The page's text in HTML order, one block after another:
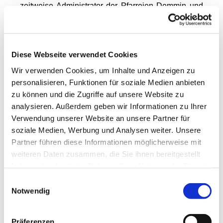
Diese Webseite verwendet Cookies
Wir verwenden Cookies, um Inhalte und Anzeigen zu
personalisieren, Funktionen für soziale Medien anbieten
zu können und die Zugriffe auf unsere Website zu
analysieren. Außerdem geben wir Informationen zu Ihrer
Verwendung unserer Website an unsere Partner für
soziale Medien, Werbung und Analysen weiter. Unsere
Partner führen diese Informationen möglicherweise mit
weiteren Daten zusammen, die Sie ihnen bereitgestellt
Notwendig
zeitweise Administrator der Pfarreien Demmin und
Bergen. In Stralsund war schon 1807 unter
Fürstbischof Kopp zum Erzpriester des neuen
katholischen Bevölkerung in der Stadt um die
dringend die Vergrößerung des Kirchengebäudes,
und so lässt er 1905 das Gotteshaus erweitern und
zieht als erster Pfarrer in die Frankenstraße 39.
Während seiner Amtszeit kommt es zur Gründung
zahlreicher Vereine, denn „eine Gemeinde ohne ein
blühendes, religiöses Leben war derzeit ohne
und Handwerkerverein“, ein Jugendverein, die
Marianische Jungfrauen-Kongregation, ein
der St, Elisabetverein und die